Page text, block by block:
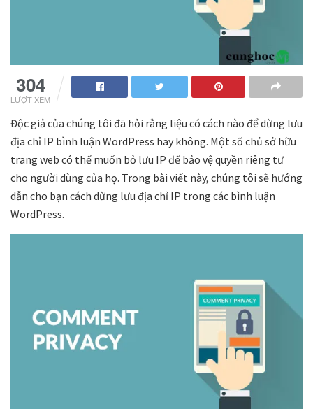
304
LƯỢT XEM
Độc giả của chúng tôi đã hỏi rằng liệu có cách nào để dừng lưu
địa chỉ IP bình luận WordPress hay không. Một số chủ sở hữu
trang web có thể muốn bỏ lưu IP để bảo vệ quyền riêng tư
cho người dùng của họ. Trong bài viết này, chúng tôi sẽ hướng
dẫn cho bạn cách dừng lưu địa chỉ IP trong các bình luận
WordPress.